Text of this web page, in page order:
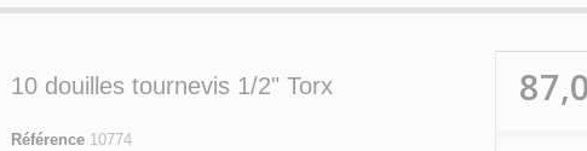
10 douilles tournevis 1/2" Torx
Référence 10774